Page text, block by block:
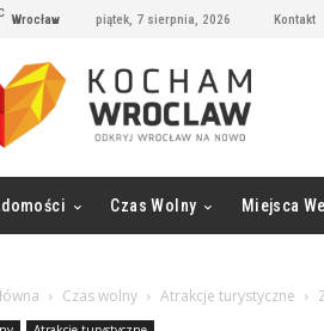
C Wrocław piątek, 7 sierpnia, 2026 Kontakt
Czas Wolny Miejsca
Czas wolny Atrakcje turystyczne